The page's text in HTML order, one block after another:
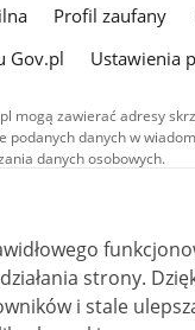
Profil zaufany
Gov.pl
Ustawienia
mogą zawierać adresy
danych w
danych osobowych.
w serwisie (z
Creative Commons:
4.0). Materiały
typu Creative Commons:
(CC BY-NC-ND 4.0), o ile
strony. Dzięki nim
i stale